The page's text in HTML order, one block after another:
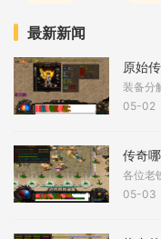
最新新闻
原始
05-02
传奇
05-03